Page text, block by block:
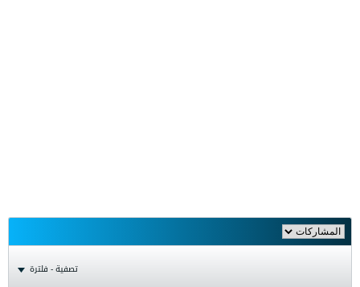
تصفية - فلترة